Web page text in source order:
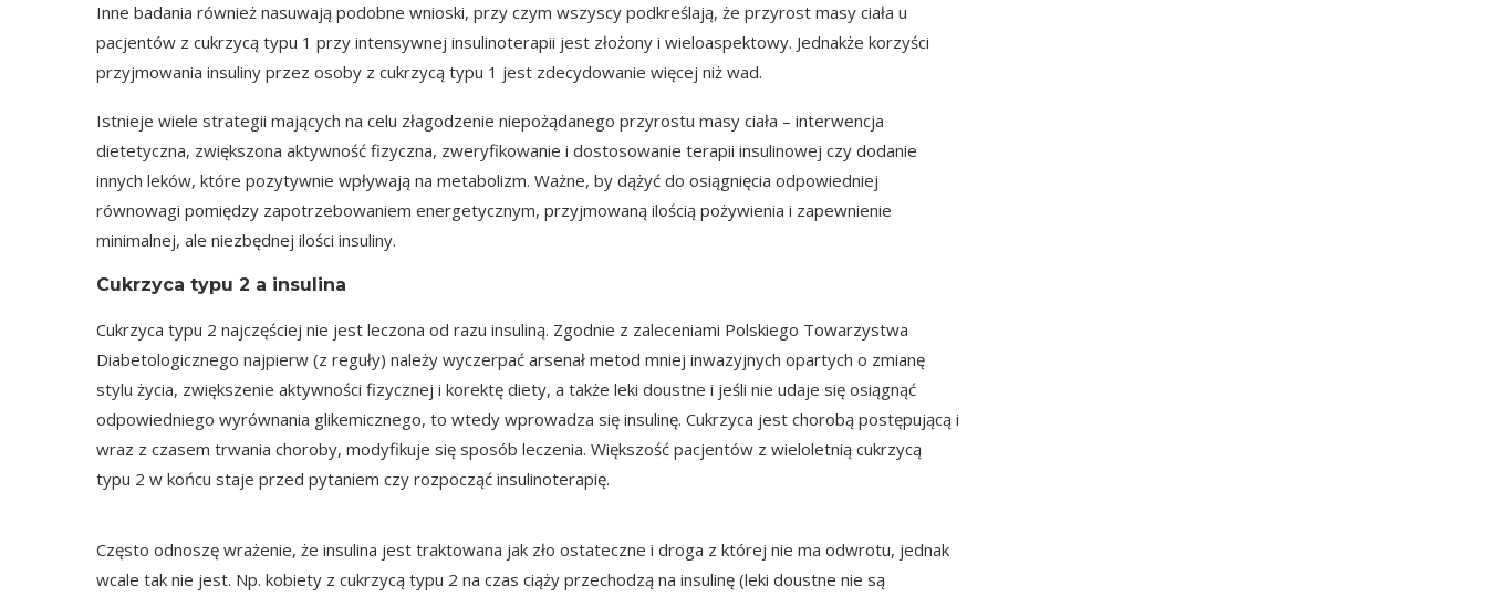
Inne badania również nasuwają podobne wnioski, przy czym wszyscy podkreślają, że przyrost masy ciała u
pacjentów z cukrzycą typu 1 przy intensywnej insulinoterapii jest złożony i wieloaspektowy. Jednakże korzyści
przyjmowania insuliny przez osoby z cukrzycą typu 1 jest zdecydowanie więcej niż wad.
Istnieje wiele strategii mających na celu złagodzenie niepożądanego przyrostu masy ciała – interwencja
dietetyczna, zwiększona aktywność fizyczna, zweryfikowanie i dostosowanie terapii insulinowej czy dodanie
innych leków, które pozytywnie wpływają na metabolizm. Ważne, by dążyć do osiągnięcia odpowiedniej
równowagi pomiędzy zapotrzebowaniem energetycznym, przyjmowaną ilością pożywienia i zapewnienie
minimalnej, ale niezbędnej ilości insuliny.
Cukrzyca typu 2 a insulina
Cukrzyca typu 2 najczęściej nie jest leczona od razu insuliną. Zgodnie z zaleceniami Polskiego Towarzystwa
Diabetologicznego najpierw (z reguły) należy wyczerpać arsenał metod mniej inwazyjnych opartych o zmianę
stylu życia, zwiększenie aktywności fizycznej i korektę diety, a także leki doustne i jeśli nie udaje się osiągnąć
odpowiedniego wyrównania glikemicznego, to wtedy wprowadza się insulinę. Cukrzyca jest chorobą postępującą i
wraz z czasem trwania choroby, modyfikuje się sposób leczenia. Większość pacjentów z wieloletnią cukrzycą
typu 2 w końcu staje przed pytaniem czy rozpocząć insulinoterapię.
Często odnoszę wrażenie, że insulina jest traktowana jak zło ostateczne i droga z której nie ma odwrotu, jednak
wcale tak nie jest. Np. kobiety z cukrzycą typu 2 na czas ciąży przechodzą na insulinę (leki doustne nie są